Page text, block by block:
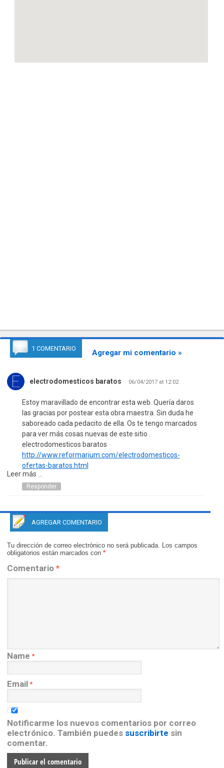
1 COMENTARIO Agregar mi comentario »
electrodomesticos baratos 06/04/2017 at 12:02
Estoy maravillado de encontrar esta web. Quería daros
las gracias por postear esta obra maestra. Sin duda he
saboreado cada pedacito de ella. Os te tengo marcados
para ver más cosas nuevas de este sitio .
electrodomesticos baratos
http://www.reformarium.com/electrodomesticos-
ofertas-baratos.html
Leer más ...
Responder
AGREGAR COMENTARIO
Tu dirección de correo electrónico no será publicada. Los campos
obligatorios están marcados con *
Comentario *
Name *
Email *
Notificarme los nuevos comentarios por correo
electrónico. También puedes suscribirte sin
comentar.